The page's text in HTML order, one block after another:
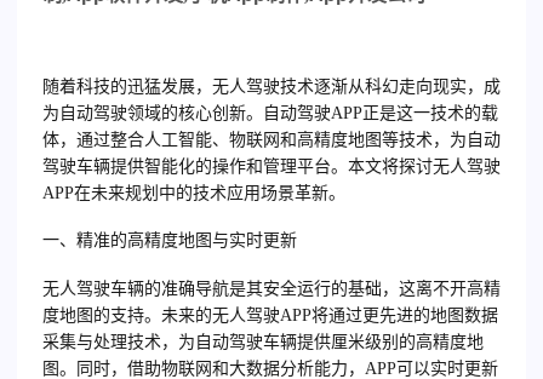
随着科技的迅猛发展，无人驾驶技术逐渐从科幻走向现实，成
为自动驾驶领域的核心创新。自动驾驶APP正是这一技术的载
体，通过整合人工智能、物联网和高精度地图等技术，为自动
驾驶车辆提供智能化的操作和管理平台。本文将探讨无人驾驶
APP在未来规划中的技术应用场景革新。
一、精准的高精度地图与实时更新
无人驾驶车辆的准确导航是其安全运行的基础，这离不开高精
度地图的支持。未来的无人驾驶APP将通过更先进的地图数据
采集与处理技术，为自动驾驶车辆提供厘米级别的高精度地
图。同时，借助物联网和大数据分析能力，APP可以实时更新